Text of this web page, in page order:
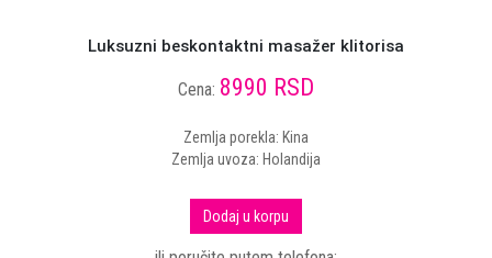
Luksuzni beskontaktni masažer klitorisa
Cena: 8990 RSD
Zemlja porekla: Kina
Zemlja uvoza: Holandija
Dodaj u korpu